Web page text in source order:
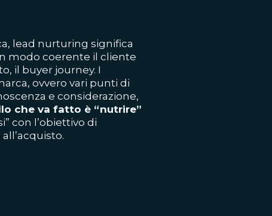
lead nurturing significa
modo coerente il cliente
il buyer journey. I
ovvero vari punti di
e considerazione,
che va fatto è “nutrire”
con l’obiettivo di